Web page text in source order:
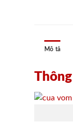
Mô tả